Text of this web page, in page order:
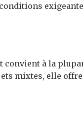
convient à la
mixtes, elle